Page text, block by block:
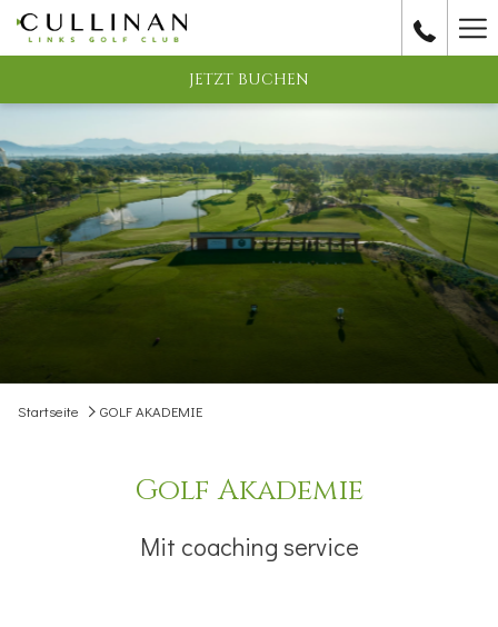
(Öffnet
sich
JETZT BUCHEN
Startseite GOLF AKADEMIE
Golf Akademie
Mit coaching service